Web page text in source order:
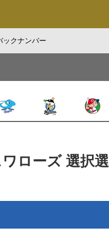
ックナンバー
ローズ 選択